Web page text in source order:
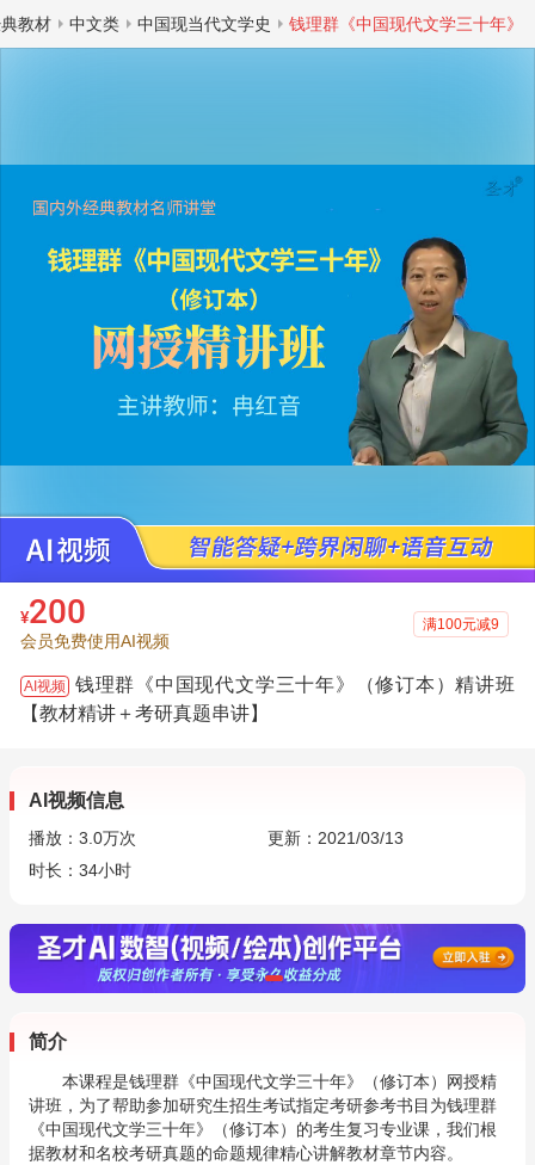
教材 中文类 中国现当代文学史 钱理群《中国现代文学三十年》
¥200
会员免费使用AI视频
满100元减9
AI视频 钱理群《中国现代文学三十年》（修订本）精讲班
【教材精讲＋考研真题串讲】
AI视频信息
播放： 3.0万次
更新：2021/03/13
时长：34小时
简介
本课程是钱理群《中国现代文学三十年》（修订本）网授精
讲班，为了帮助参加研究生招生考试指定考研参考书目为钱理群
《中国现代文学三十年》（修订本）的考生复习专业课，我们根
据教材和名校考研真题的命题规律精心讲解教材章节内容。